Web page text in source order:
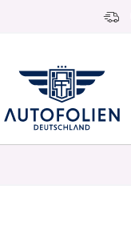
Zum Inhalt springen